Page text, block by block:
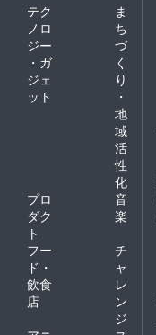
テク
ノロ
ジー
・ガ
ジェ
ット
ま
ち
づ
く
り
・
地
域
活
性
化
プロ
ダク
ト
音
楽
フー
ド・
飲食
店
チ
ャ
レ
ン
ジ